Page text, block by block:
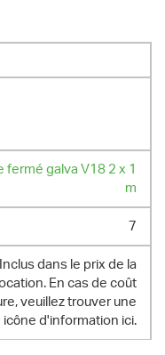
fermé galva V18 2 x 1
m
7
Inclus dans le prix de la
En cas de coût
veuillez trouver une
icône d'information ici.